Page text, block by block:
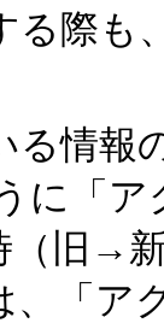
る際も
る情報
に「
旧→
、「ア